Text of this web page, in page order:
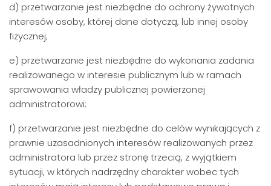
d) przetwarzanie jest niezbędne do ochrony żywotnych
interesów osoby, której dane dotyczą, lub innej osoby
fizycznej;
e) przetwarzanie jest niezbędne do wykonania zadania
realizowanego w interesie publicznym lub w ramach
sprawowania władzy publicznej powierzonej
administratorowi;
f) przetwarzanie jest niezbędne do celów wynikających z
prawnie uzasadnionych interesów realizowanych przez
administratora lub przez stronę trzecią, z wyjątkiem
sytuacji, w których nadrzędny charakter wobec tych